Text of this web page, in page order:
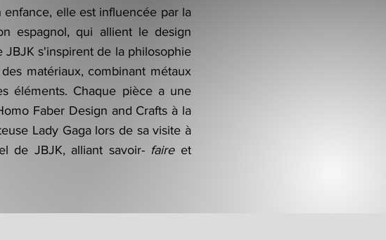
elle est influencée par la
espagnol, qui allient le design
JBJK s'inspirent de la philosophie
matériaux, combinant métaux
éléments. Chaque pièce a une
Faber Design and Crafts à la
Lady Gaga lors de sa visite à
de JBJK, alliant savoir- faireet